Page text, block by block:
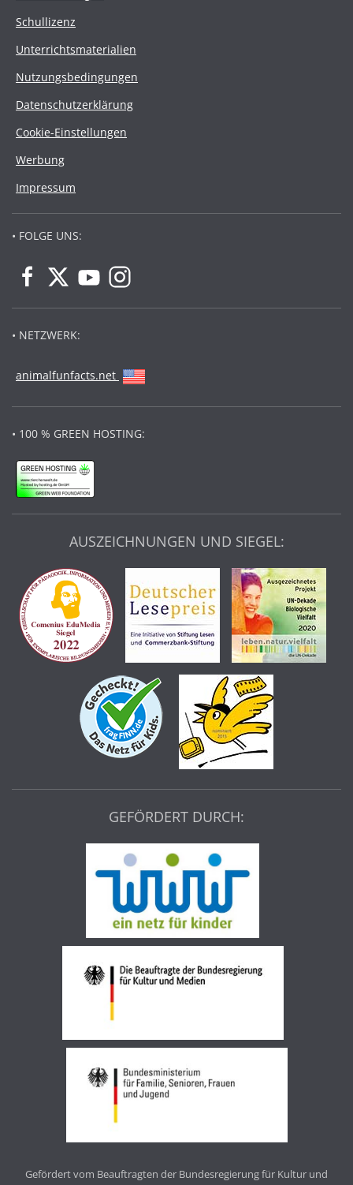
Schullizenz
Unterrichtsmaterialien
Nutzungsbedingungen
Datenschutzerklärung
Cookie-Einstellungen
Werbung
Impressum
• FOLGE UNS:
• NETZWERK:
animalfunfacts.net
• 100 % GREEN HOSTING:
AUSZEICHNUNGEN UND SIEGEL:
GEFÖRDERT DURCH:
Gefördert vom Beauftragten der Bundesregierung für Kultur und